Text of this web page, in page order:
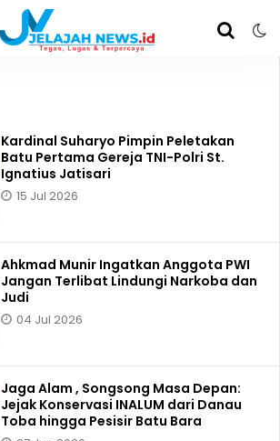
Kardinal Suharyo Pimpin Peletakan
Batu Pertama Gereja TNI-Polri St.
Ignatius Jatisari
15 Jul 2026
Ahkmad Munir Ingatkan Anggota PWI
Jangan Terlibat Lindungi Narkoba dan
Judi
04 Jul 2026
Jaga Alam , Songsong Masa Depan:
Jejak Konservasi INALUM dari Danau
Toba hingga Pesisir Batu Bara